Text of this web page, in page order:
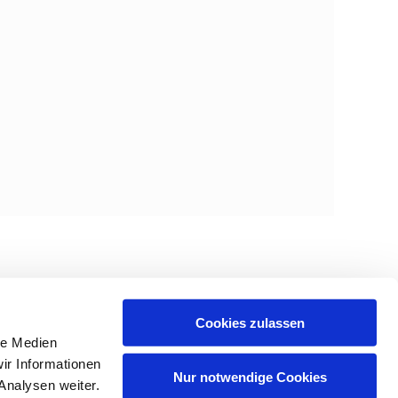
Medien
Informationen
weiter.
Cookies zulassen
Nur notwendige Cookies